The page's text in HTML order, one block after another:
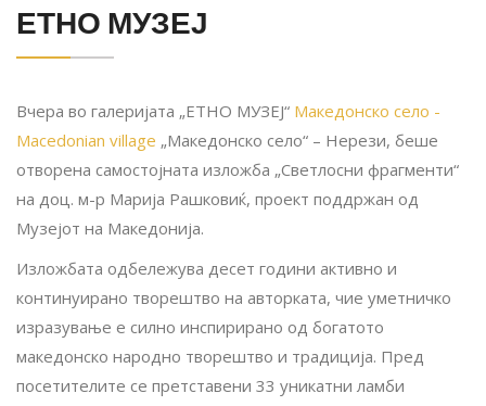
ЕТНО МУЗЕЈ
Вчера во галеријата „ЕТНО МУЗЕЈ“ Македонско село -
Macedonian village „Македонско село“ – Нерези, беше
отворена самостојната изложба „Светлосни фрагменти“
на доц. м-р Марија Рашковиќ, проект поддржан од
Музејот на Македонија.
Изложбата одбележува десет години активно и
континуирано творештво на авторката, чие уметничко
изразување е силно инспирирано од богатото
македонско народно творештво и традиција. Пред
посетителите се претставени 33 уникатни ламби